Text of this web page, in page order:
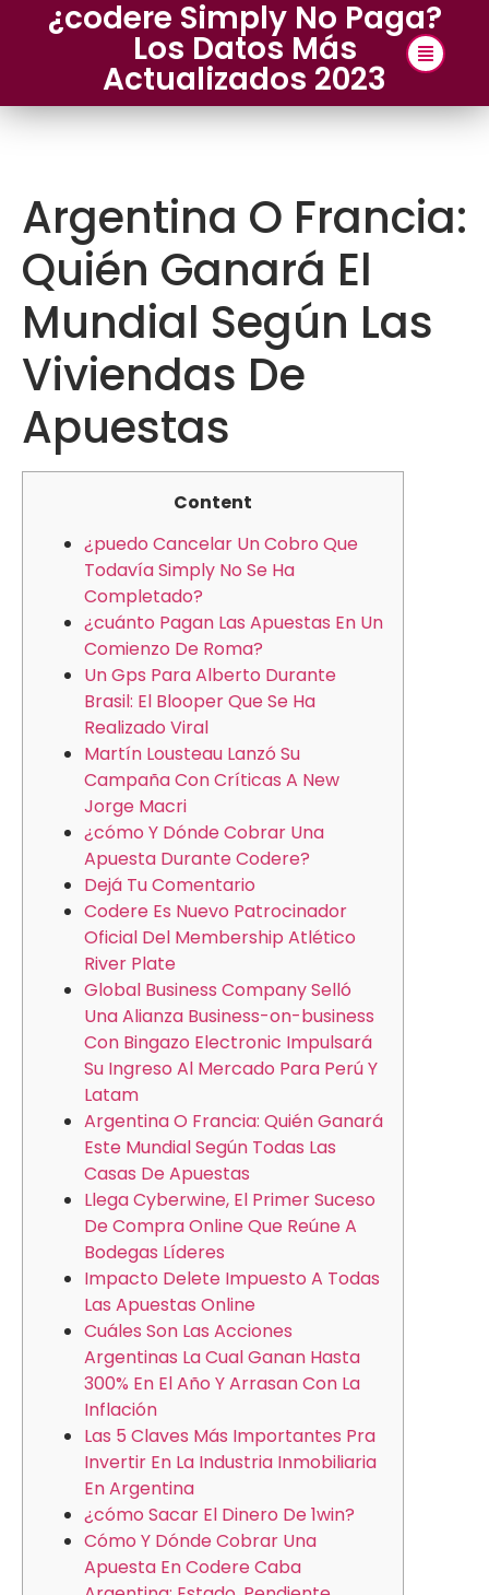
¿codere Simply No Paga?
Los Datos Más
Actualizados 2023
Argentina O Francia:
Quién Ganará El
Mundial Según Las
Viviendas De
Apuestas
Content
¿puedo Cancelar Un Cobro Que
Todavía Simply No Se Ha
Completado?
¿cuánto Pagan Las Apuestas En Un
Comienzo De Roma?
Un Gps Para Alberto Durante
Brasil: El Blooper Que Se Ha
Realizado Viral
Martín Lousteau Lanzó Su
Campaña Con Críticas A New
Jorge Macri
¿cómo Y Dónde Cobrar Una
Apuesta Durante Codere?
Dejá Tu Comentario
Codere Es Nuevo Patrocinador
Oficial Del Membership Atlético
River Plate
Global Business Company Selló
Una Alianza Business-on-business
Con Bingazo Electronic Impulsará
Su Ingreso Al Mercado Para Perú Y
Latam
Argentina O Francia: Quién Ganará
Este Mundial Según Todas Las
Casas De Apuestas
Llega Cyberwine, El Primer Suceso
De Compra Online Que Reúne A
Bodegas Líderes
Impacto Delete Impuesto A Todas
Las Apuestas Online
Cuáles Son Las Acciones
Argentinas La Cual Ganan Hasta
300% En El Año Y Arrasan Con La
Inflación
Las 5 Claves Más Importantes Pra
Invertir En La Industria Inmobiliaria
En Argentina
¿cómo Sacar El Dinero De 1win?
Cómo Y Dónde Cobrar Una
Apuesta En Codere Caba